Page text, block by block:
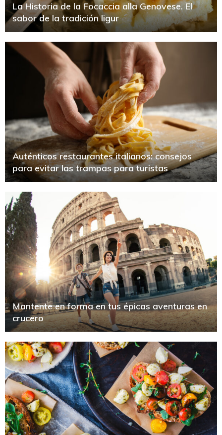
La Historia de la Focaccia alla Genovese. El
sabor de la tradición ligur
Auténticos restaurantes italianos: consejos
para evitar las trampas para turistas
Mantente en forma en tus épicas aventuras en
crucero